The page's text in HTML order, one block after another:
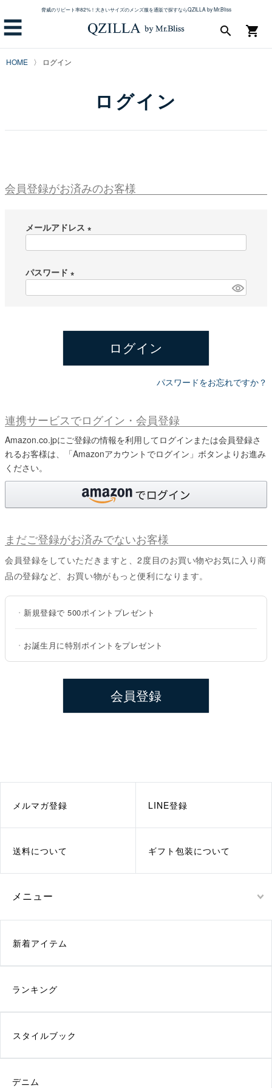
脅威のリピート率82%！大きいサイズのメンズ服を通販で探すならQZILLA by Mr.Bliss
☰ shopping_cart
search
HOME ログイン
ログイン
会員登録がお済みのお客様
メールアドレス
パスワード
)
ログイン
パスワードをお忘れですか？
連携サービスでログイン・会員登録
Amazon.co.jpにご登録の情報を利用してログインまたは会員登録さ
れるお客様は、「Amazonアカウントでログイン」ボタンよりお進み
ください。
まだご登録がお済みでないお客様
会員登録をしていただきますと、2度目のお買い物やお気に入り商
品の登録など、お買い物がもっと便利になります。
・ 新規登録で500ポイント プレゼント
・ お誕生月に特別ポイントをプレゼント
会員登録
メルマガ登録 LINE登録
送料について ギフト包装について
メニュー
新着アイテム
ランキング
スタイルブック
デニム